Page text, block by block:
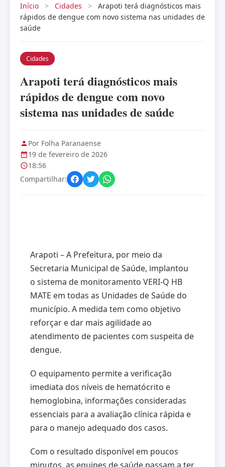
Início > Cidades >
Arapoti terá diagnósticos mais
rápidos de dengue com novo sistema nas unidades de
saúde
Cidades
Arapoti terá diagnósticos mais
rápidos de dengue com novo
sistema nas unidades de saúde
Por Folha Paranaense
19 de fevereiro de 2026
18:56
Compartilhar:
Arapoti – A Prefeitura, por meio da
Secretaria Municipal de Saúde, implantou
o sistema de monitoramento VERI-Q HB
MATE em todas as Unidades de Saúde do
município. A medida tem como objetivo
reforçar e dar mais agilidade ao
atendimento de pacientes com suspeita de
dengue.
O equipamento permite a verificação
imediata dos níveis de hematócrito e
hemoglobina, informações consideradas
essenciais para a avaliação clínica rápida e
para o manejo adequado dos casos.
Com o resultado disponível em poucos
minutos, as equipes de saúde passam a ter